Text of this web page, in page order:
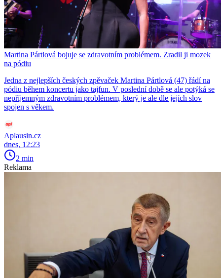
Martina Pártlová bojuje se zdravotním problémem. Zradil ji mozek
na pódiu
Jedna z nejlepších českých zpěvaček Martina Pártlová (47) řádí na
pódiu během koncertu jako tajfun. V poslední době se ale potýká se
nepříjemným zdravotním problémem, který je ale dle jejích slov
spojen s věkem.
Aplausin.cz
dnes, 12:23
2 min
Reklama